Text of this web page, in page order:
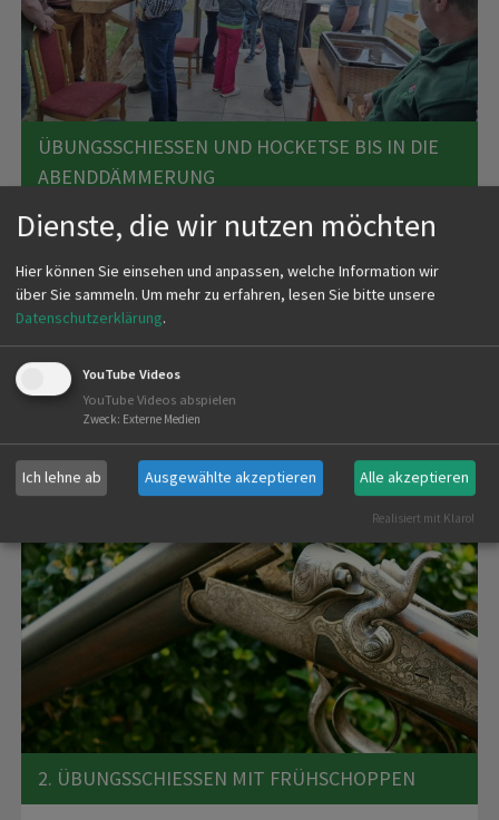
ÜBUNGSSCHIESSEN UND HOCKETSE BIS IN DIE A
BENDDÄMMERUNG
Schießen und im Anschluss einen gemütlichen Abend
mit Wildschweinbratwürsten, das gab es bei der
ersten Hocketse der KJV. Um 16:00 Uhr starteten
die…
2. ÜBUNGSSCHIESSEN MIT FRÜHSCHOPPEN
Dienste, die wir nutzen möchten
Hier können Sie einsehen und anpassen, welche Information wir
über Sie sammeln. Um mehr zu erfahren, lesen Sie bitte unsere
Datenschutzerklärung.
YouTube Videos
YouTube Videos abspielen
Zweck: Externe Medien
Ich lehne ab Ausgewählte akzeptieren Alle akzeptieren
Realisiert mit Klaro!